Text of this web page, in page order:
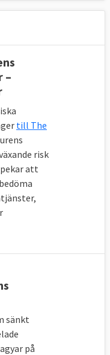
–
till The
risk
att
sänkt
på